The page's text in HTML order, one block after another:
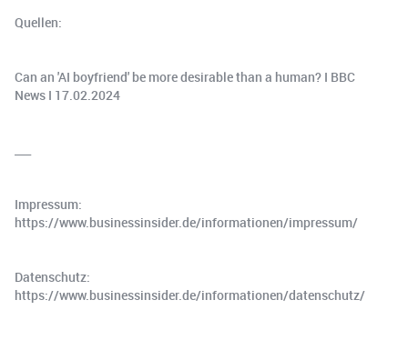
Quellen:
Can an 'AI boyfriend' be more desirable than a human? I BBC
News I 17.02.2024
Impressum:
https://www.businessinsider.de/informationen/impressum/
Datenschutz:
https://www.businessinsider.de/informationen/datenschutz/